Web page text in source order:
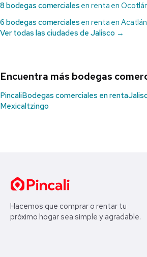
8 bodegas comerciales en renta en
6 bodegas comerciales en renta en
Ver todas las ciudades de Jalisco →
Encuentra más bodegas
PincaliBodegas comerciales en renta
Mexicaltzingo
Hacemos que comprar o rentar tu
próximo hogar sea simple y agradable.